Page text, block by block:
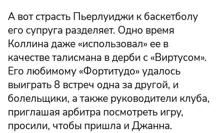
А вот страсть Пьерлуиджи к баскетболу
его супруга разделяет. Одно время
Коллина даже «использовал» ее в
качестве талисмана в дерби с «Виртусом».
Его любимому «Фортитудо» удалось
выиграть 8 встреч одна за другой, и
болельщики, а также руководители клуба,
приглашая арбитра посмотреть игру,
просили, чтобы пришла и Джанна.